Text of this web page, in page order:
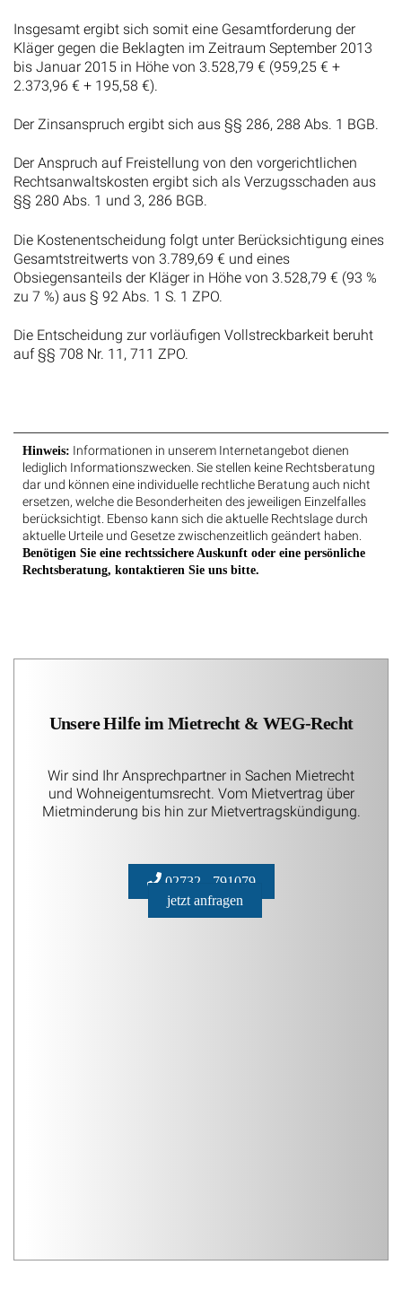
Insgesamt ergibt sich somit eine Gesamtforderung der
Kläger gegen die Beklagten im Zeitraum September 2013
bis Januar 2015 in Höhe von 3.528,79 € (959,25 € +
2.373,96 € + 195,58 €).
Der Zinsanspruch ergibt sich aus §§ 286, 288 Abs. 1 BGB.
Der Anspruch auf Freistellung von den vorgerichtlichen
Rechtsanwaltskosten ergibt sich als Verzugsschaden aus
§§ 280 Abs. 1 und 3, 286 BGB.
Die Kostenentscheidung folgt unter Berücksichtigung eines
Gesamtstreitwerts von 3.789,69 € und eines
Obsiegensanteils der Kläger in Höhe von 3.528,79 € (93 %
zu 7 %) aus § 92 Abs. 1 S. 1 ZPO.
Die Entscheidung zur vorläufigen Vollstreckbarkeit beruht
auf §§ 708 Nr. 11, 711 ZPO.
Hinweis: Informationen in unserem Internetangebot dienen
lediglich Informationszwecken. Sie stellen keine Rechtsberatung
dar und können eine individuelle rechtliche Beratung auch nicht
ersetzen, welche die Besonderheiten des jeweiligen Einzelfalles
berücksichtigt. Ebenso kann sich die aktuelle Rechtslage durch
aktuelle Urteile und Gesetze zwischenzeitlich geändert haben.
Benötigen Sie eine rechtssichere Auskunft oder eine persönliche
Rechtsberatung, kontaktieren Sie uns bitte.
Unsere Hilfe im Mietrecht & WEG-Recht
Wir sind Ihr Ansprechpartner in Sachen Mietrecht
und Wohneigentumsrecht. Vom Mietvertrag über
Mietminderung bis hin zur Mietvertragskündigung.
02732 - 791079
jetzt anfragen